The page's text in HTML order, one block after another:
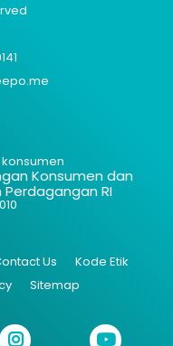
Konsumen dan
RI
Us
Kode Etik
Sitemap